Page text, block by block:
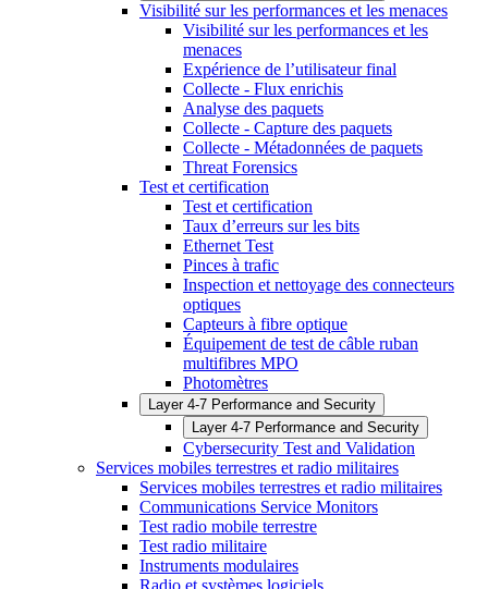
Visibilité sur les performances et les menaces
Visibilité sur les performances et les
menaces
Expérience de l’utilisateur final
Collecte - Flux enrichis
Analyse des paquets
Collecte - Capture des paquets
Collecte - Métadonnées de paquets
Threat Forensics
Test et certification
Test et certification
Taux d’erreurs sur les bits
Ethernet Test
Pinces à trafic
Inspection et nettoyage des connecteurs
optiques
Capteurs à fibre optique
Équipement de test de câble ruban
multifibres MPO
Photomètres
Layer 4-7 Performance and Security
Layer 4-7 Performance and Security
Cybersecurity Test and Validation
Services mobiles terrestres et radio militaires
Services mobiles terrestres et radio militaires
Communications Service Monitors
Test radio mobile terrestre
Test radio militaire
Instruments modulaires